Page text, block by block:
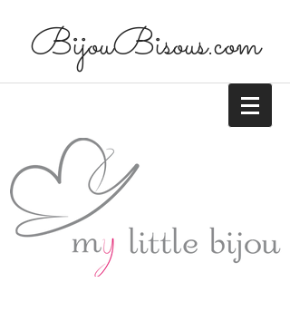
BijouBisous.com